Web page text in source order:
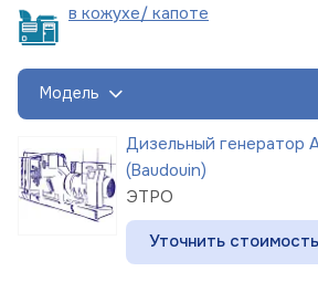
в кожухе/ капоте
Модель
Дизельный
(Baudouin)
ЭТРО
Уточнить стоимость